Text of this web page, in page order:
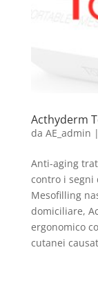
Acthyderm
da AE_admin |
Anti-aging
contro i segni
Mesofilling
domiciliare,
ergonomico
cutanei